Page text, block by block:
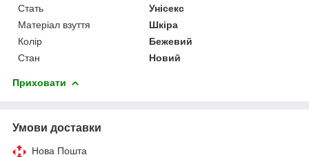
Стать
Унісекс
Матеріал взуття
Шкіра
Колір
Бежевий
Стан
Новий
Приховати
Умови доставки
Нова Пошта